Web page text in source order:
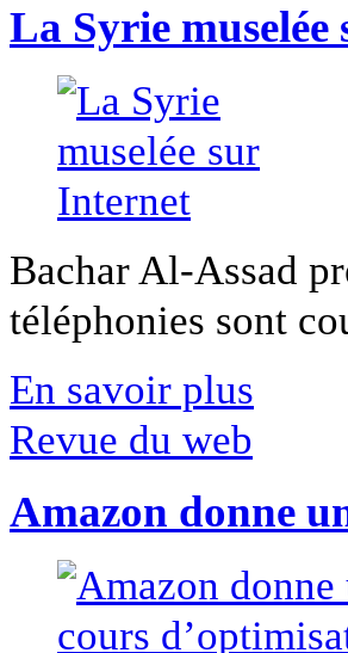
La Syrie
Bachar Al-Assad
téléphonies sont
En savoir plus
Revue du web
Amazon donne